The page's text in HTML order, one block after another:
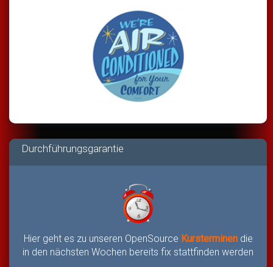
Durchführungsgarantie
Hier geht es zu unseren OpenSource Kursterminen die
in den nächsten Wochen bereits fix stattfinden werden